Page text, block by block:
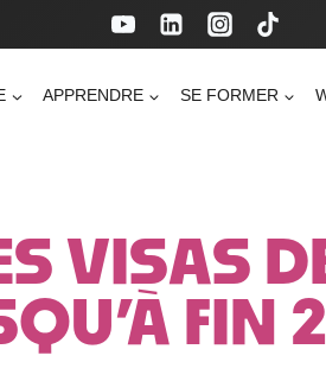
APPRENDRE SE FORMER
VISAS
FIN